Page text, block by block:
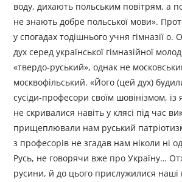
воду, дихають польським повітрям, а
не знають добре польської мови».
у спогадах тодішнього учня гімназії о.
дух серед української гімназійної
«твердо-руський», однак не
москвофільський. «Його (цей дух)
сусіди-професори своїм шовінізмом, із
не скривалися навіть у клясі під час
прищеплювали нам руський
з професорів не згадав нам ніколи ні
Русь, не говорячи вже про Україну…
русини, й до цього прислужилися наші